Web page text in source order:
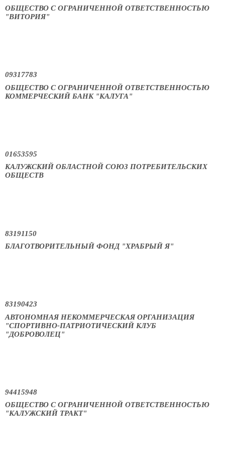
ОБЩЕСТВО С ОГРАНИЧЕННОЙ ОТВЕТСТВЕННОСТЬЮ
"ВИТОРИЯ"
09317783
ОБЩЕСТВО С ОГРАНИЧЕННОЙ ОТВЕТСТВЕННОСТЬЮ
КОММЕРЧЕСКИЙ БАНК "КАЛУГА"
01653595
КАЛУЖСКИЙ ОБЛАСТНОЙ СОЮЗ ПОТРЕБИТЕЛЬСКИХ
ОБЩЕСТВ
83191150
БЛАГОТВОРИТЕЛЬНЫЙ ФОНД "ХРАБРЫЙ Я"
83190423
АВТОНОМНАЯ НЕКОММЕРЧЕСКАЯ ОРГАНИЗАЦИЯ
"СПОРТИВНО-ПАТРИОТИЧЕСКИЙ КЛУБ
"ДОБРОВОЛЕЦ"
94415948
ОБЩЕСТВО С ОГРАНИЧЕННОЙ ОТВЕТСТВЕННОСТЬЮ
"КАЛУЖСКИЙ ТРАКТ"